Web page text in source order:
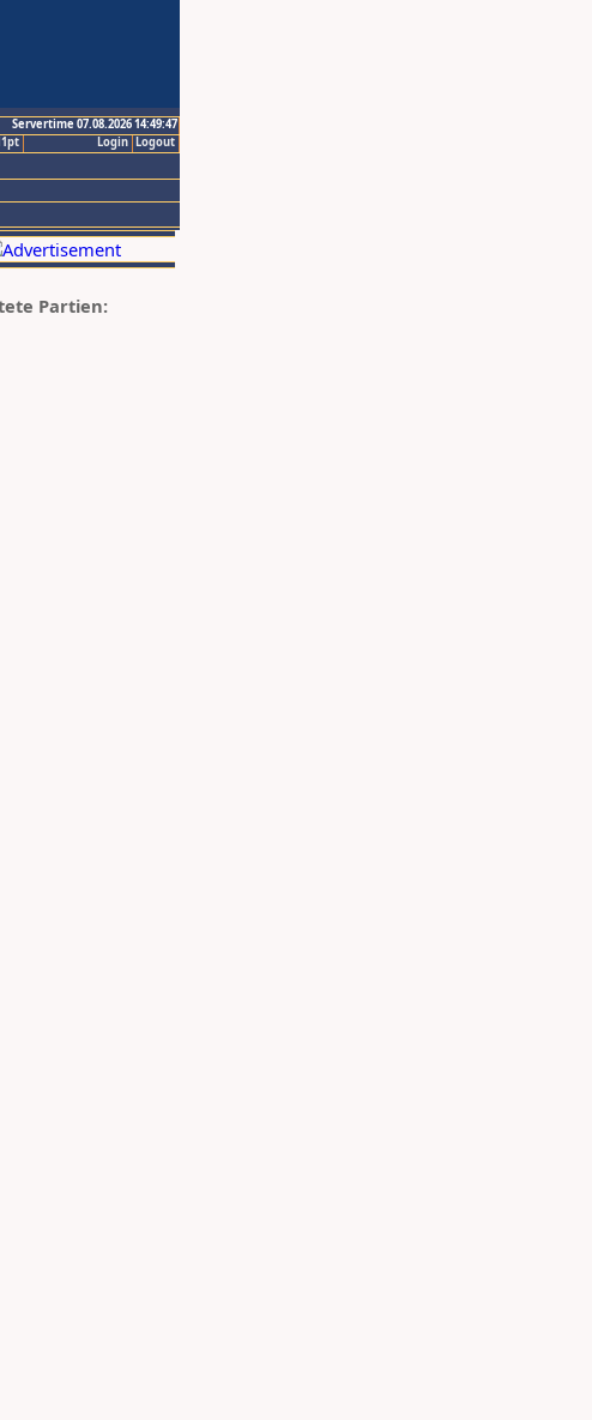
Servertime 07.08.2026 14:49:47
Logout
Login
Partien: